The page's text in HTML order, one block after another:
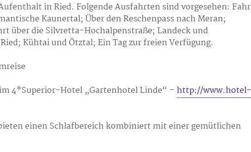
in Ried. Folgende Ausfahrten sind vorgesehen:
Kaunertal; Über den Reschenpass nach Meran;
über die Silvretta-Hochalpenstraße; Landeck und
Kühtai und Ötztal; Ein Tag zur freien Verfügung.
4*Superior-Hotel „Gartenhotel Linde“ – http://www.hotel-
einen Schlafbereich kombiniert mit einer gemütlichen